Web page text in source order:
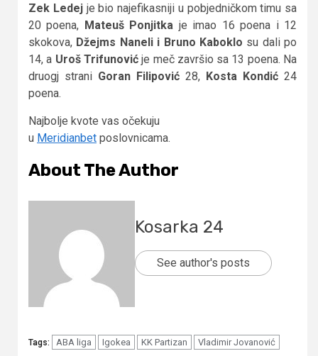
Zek Ledejje bio najefikasniji u pobjedničkom timu sa
20 poena, Mateuš Ponjitka je imao 16 poena i 12
skokova, Džejms Naneli i Bruno Kaboklo su dali po
14, a Uroš Trifunovićje meč završio sa 13 poena. Na
druogj strani Goran Filipović 28, Kosta Kondić 24
poena.
Najbolje kvote vas očekuju
u Meridianbet poslovnicama.
About The Author
Kosarka 24
See author's posts
Tags: ABA liga Igokea KK Partizan Vladimir Jovanović